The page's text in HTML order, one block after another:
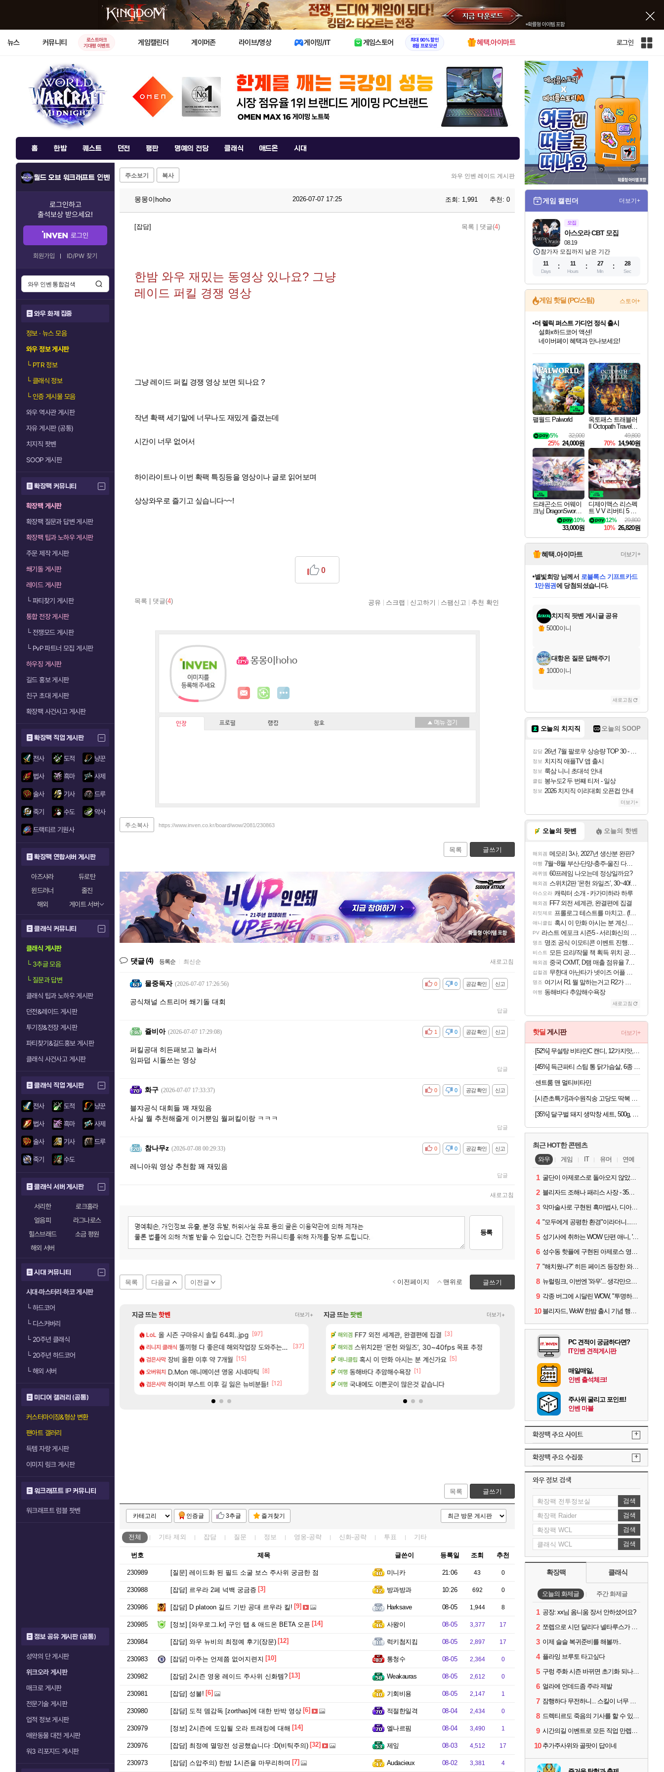
X
뉴스 커뮤니티
로스트아크
기대평 이벤트
게임캘린더 게이머존 라이브/영상 게이밍/IT 게임스토어
최대 90% 할인
8월 프로모션
혜택.아이마트 로그인
인
홈 한밤 퀘스트 던전 평판 명예의 전당 클래식 애드온 시대
월드 오브 워크래프트 인벤
로그인하고
출석보상 받으세요!
로그인
회원가입 ID/PW 찾기
와우 화제 집중
정보 · 뉴스 모음
와우 정보 게시판
└PTR 정보
└클래식 정보
└인증 게시물 모음
와우 역사관 게시판
자유 게시판 (공통)
치지직 팟벤
SOOP 게시판
확장팩 커뮤니티
확장팩 게시판
확장팩 질문과 답변 게시판
확장팩 팁과 노하우 게시판
주문 제작 게시판
쐐기돌 게시판
레이드 게시판
└파티찾기 게시판
통합 전장 게시판
└전쟁모드 게시판
└PvP 파트너 모집 게시판
하우징 게시판
길드 홍보 게시판
친구 초대 게시판
확장팩 사건사고 게시판
확장팩 직업 게시판
전사 도적 냥꾼
법사 흑마 사제
술사 기사 드루
죽기 수도 악사
드랙티르 기원사
확장팩 연합서버 게시판
아즈샤라
듀로탄
윈드러너
줄진
해외
게이트 서버
클래식 커뮤니티
클래식 게시판
└3추글 모음
└질문과 답변
클래식 팁과 노하우 게시판
던전&레이드 게시판
투기장&전장 게시판
파티찾기&길드홍보 게시판
클래식 사건사고 게시판
클래식 직업 게시판
전사 도적 냥꾼
법사 흑마 사제
술사 기사 드루
죽기 수도
클래식 서버 게시판
서리한
로크홀라
얼음피
라그나로스
힐스브래드
소금 평원
해외 서버
시대 커뮤니티
시대·마스터리·하코 게시판
└하드코어
└디스커버리
└20주년 클래식
└20주년 하드코어
└해외 서버
미디어 갤러리 (공통)
커스터마이징&형상 변환
팬아트 갤러리
득템 자랑 게시판
이미지 링크 게시판
워크래프트 IP 커뮤니티
워크래프트 럼블 팟벤
정보 공유 게시판 (공통)
성약의 단 게시판
위크오라 게시판
매크로 게시판
전문기술 게시판
업적 정보 게시판
애완동물 대전 게시판
워3 리포지드 게시판
주소보기 복사 와우 인벤 레이드 게시판
몽몽이hoho 2026-07-07 17:25 조회: 1,991 추천: 0
[잡담] 목록 댓글(4)
한밤 와우 재밌는 동영상 있나요? 그냥
레이드 퍼킬 경쟁 영상
그냥 레이드 퍼킬 경쟁 영상 보면 되나요 ?
작년 확팩 세기말에 너무나도 재밌게 즐겼는데
시간이 너무 없어서
하이라이트나 이번 확팩 특징등을 영상이나 글로 읽어보며
상상와우로 즐기고 싶습니다~~!
목록 댓글(4)
0
공유 스크랩 신고하기 스팸신고 추천 확인
몽몽이hoho
인장 프로필 랭킹 칭호
주소복사 https://www.inven.co.kr/board/wow/2081/230863
목록 글쓰기
댓글(4) 등록순 최신순 새로고침
물중독자 (2026-07-07 17:26:56) 신고
공감 확인
비공감 0
0
공식채널 스트리머 쐐기돌 대회
답글
쥴비아 (2026-07-07 17:29:08) 신고
공감 확인
비공감 0
1
퍼킬공대 히든패보고 놀라서
임파덥 시돌쓰는 영상
답글
화구 (2026-07-07 17:33:37) 신고
공감 확인
비공감 0
0
블쟈공식 대회들 꽤 재밌음
사실 뭘 추천해줄게 이거뿐임 월퍼킬이랑 ㅋㅋㅋ
답글
참나무z (2026-07-08 00:29:33) 신고
공감 확인
비공감 0
0
레니아워 영상 추천함 꽤 재밌음
답글
새로고침
등록
목록 다음글 이전글 글쓰기
이전페이지 맨위로
지금 뜨는핫벤 더보기+
, 마음껏 유린하라.jpg
[32]
픽빔ㅋㅋㅋㅋㅋㅋㅋㅋ
LoL 올 시즌 구마유시 솔킬 64회..jpg [97]
리니지 클래식 똘끼형 다 좋은데 해외작업장 도와주는 짓은 좀 아니지않냐?
[37]
검은사막 장비 올환 이후 약 7개월 [15]
오버워치 D.Mon 애니메이션 영웅 시네마틱 [8]
검은사막 하이퍼 부스트 이후 길 잃은 뉴비분들! [12]
메이플 8월 9일 썬데이 메이플 [155]
로아 보상 공지 나온거 10추 하니 올리자 [88]
FCO 진짜 귀한 삼색화채 찐1등 떳냐 ㅅㅅㅅ [24]
로아 크로체 따왔습니다 [78]
로아 고양이를 도구로 쓰는 인방 하꼬 스트리머 박제합니다.
종자들이여, 마음껏 유린하라.jpg
메가부대는 더이상 나오기 힘들것 같다는 생각임
2줄남았는데 씨2발아
캬 익세 에픽빔ㅋㅋㅋㅋㅋㅋㅋㅋ
흠, 꼰대왔다. [26]
지금 뜨는팟벤 더보기+
D램 매출 점유율 7%…글로벌 4위로 부상
크드 1.06 패치노트 (8/5)
3사, 2027년 생산분 완판?
아스오라 아스오라 성우 정보 및 출연작 모음
아스오라 아키츠 아키나 성우 정보 및 주요 필모
비스트 모든 성소 위치 공략 (40개) - 귀환한 영혼 도전과제
명조 스누피냥님
리밋제로 프롤로그 테스트를 마치고.. (feat. 리아)
해외겜 FF7 외전 세계관, 완결편에 집결 [3]
해외겜 스위치2판 ‘몬헌 와일즈’, 30~40fps 목표 추정
애니클립 혹시 이 만화 아시는 분 계신가요 [5]
여행 동해바다 추암해수욕장 [1]
여행 국내에도 이쁜곳이 많은것 같습니다
중국 CXMT, D램 매출 점유율 7%…글로벌 4위로 부상
AI발 원가 압박, 메인보드값 오르나
리싱크드 리싱크드 1.06 패치노트 (8/5)
메모리 3사, 2027년 생산분 완판?
아스오라 아사쿠라 마이 성우 정보 및 주요 필모
목록 글쓰기
인증글 3추글 즐겨찾기
전체 기타 제외 잡담 질문 정보 영웅-공략 신화-공략 투표 기타
번호 제목 글쓴이 등록일 조회 추천
230989 [질문] 레이드화 된 필드 소굴 보스 주사위 궁금한 점 미니카 21:06 43 0
230988 [잡담] 르우라 2페 넉백 궁금증 [3] 방과방과 10:26 692 0
230986 [잡담] D platoon 길드 기반 공대 르우라 킬! [9] Harksave 08-05 1,944 8
230985 [정보] [와우로그.kr] 구인 탭 & 애드온 BETA 오픈 [14] 사왕이 08-05 3,377 17
230984 [잡담] 와우 뉴비의 최정예 후기(장문) [12] 럭키첨지킴 08-05 2,897 17
230983 [잡담] 마주는 언제쯤 없어지련지 [10] 통청수 08-05 2,364 0
230982 [잡담] 2시즌 영웅 레이드 주사위 신화템? [13] Weakauras 08-05 2,612 0
230981 [잡담] 성불! [6] 기회비용 08-05 2,147 1
230980 [잡담] 도적 뎀감독 [zorthas]에 대한 반박 영상 [6] 적절한일격 08-04 2,434 0
230979 [정보] 2시즌에 도입될 오라 트래킹에 대해 [14] 엘나르핌 08-04 3,490 1
230976 [잡담] 최정예 멸망전 성공했습니다 :D(비틱주의) [32] 제잎 08-03 4,512 17
230973 [잡담] 스압주의) 한밤 1시즌을 마무리하며 [7] Audacieux 08-02 3,381 4
게임 캘린더 더보기+
모집
08.19
아스오라 CBT 모집
참가자 모집까지 남은 기간
11
Days
11
Hours
27
Min
27
Sec
게임 핫딜 (PC/스팀) 스토어+
최대 90% 할인가를 만나보세요!
네이버혜택과 함께 만나보세요!
50%할인&추가 적립까지!
네이버 포인트 혜택까지!
이니&베니 혜택까지!
네이버 혜택가와 함께 예약하세요!
할인&네이버혜택으로 만나보세요!
더 렐릭 퍼스트 가디언 정식 출시
설화x하드코어 액션!
네이버페이 혜택과 만나보세요!
40주년 프로모션으로 만나보세요!
할인가에 만나보세요!
일부 에디션 상시 할인!
혜택으로 예약 판매 중
편안하게 충전하세요
팰월드 Palworld
32,000
5%
25% 24,000원
옥토패스 트래블러
II Octopath Traveler I
49,800
70% 14,940원
드래곤소드 어웨이
크닝 DragonSword A
10%
33,000원
디제이맥스 리스펙
트 V V 리버티 5 팩
DJMAX RESPECT
V V Liberty 5 Pack D
29,800
12%
10% 26,820원
혜택.아이마트 더보기+
교환.
당첨되셨습니다.
당첨되셨습니다.
당첨되셨습니다.
별빛희망님께서 로블록스 기프트카드
1만원권에 당첨되셨습니다.
당첨되셨습니다.
당첨되셨습니다.
당첨되셨습니다.
당첨되셨습니다.
에디션 (스팀코드)를 교환.
당첨되셨습니다.
치지직 팟벤 게시글 공유
5000이니
대항온 질문 답해주기
1000이니
새로고침
오늘의 치지직 오늘의 SOOP
잡담 26년 7월 팔로우 상승량 TOP 30 - 월간 치지직
정보 치지직 애플TV 앱 출시
정보 룩삼 니니 초대석 안내
클립 봉누도2 두 번째 티저 - 일상
정보 2026 치지직 이리대회 오픈컵 안내
더보기+
오늘의 팟벤 오늘의 핫벤
해외겜 메모리 3사, 2027년 생산분 완판?
여행 7월~8월 부산-단양-충주-울진 다녀왔어요~
레퀴엠 60프레임 나오는데 정상일까요?
해외겜 스위치2판 ‘몬헌 와일즈’, 30~40fps 목표 추정
아스오라 캐릭터 소개 - 카가미하라 하루
해외겜 FF7 외전 세계관, 완결편에 집결
리밋제로 프롤로그 테스트를 마치고.. (feat. 리아)
애니클립 혹시 이 만화 아시는 분 계신가요
PV 라스트 에포크 시즌5 - 서리화신의 분노 티저
명조 명조 공식 이모티콘 이벤트 진행해봤습니다! 참여부터 추첨까지????
비스트 모든 요리/작물 책 획득 위치 공략 (36개) - 미식가 도전과제
해외겜 중국 CXMT, D램 매출 점유율 7%…글로벌 4위로 부상
섭컬겜 무한대 아난타가 넷이즈 어플 달력에 일정 등록
명조 여기서 R1 뭘 말하는거고 R2가 뭘말하는걸까요?
여행 동해바다 추암해수욕장
새로고침
핫딜 게시판 더보기+
센트룸 맨 멀티비타민
[35%] 달구벌 돼지 생막창 세트, 500g, 2봉
최근 HOT한 콘텐츠
와우 게임 IT 유머 연예
1 굴단이 아제로스로 돌아오지 않았다면? 와우 클래식+ 주목
2 블리자드 조해나 패리스 사장 - 35년 역사, 그리고 비전
3 악마술사로 구현된 흑마법사, 디아4 x 와우 콜라보 살펴보기
4 "모두에게 공평한 환경"이라더니...여전히 살아있는 애드온
5 성기사에 취하는 WOW 단편 애니, '신성한 모든 것'
6 성수동 핫플에 구현된 아제로스 영웅들의 안식처, WoW 홈스윗홈
7 "해치웠나?" 히든 페이즈 등장한 와우 '한밤', 세계 최초 킬은 '팀 리퀴드'
8 뉴럴링크, 이번엔 '와우'... 생각만으로 게임하는 시대 성큼
9 각종 버그에 시달린 WOW, "투명하고 신속한 소통과 대응 약속"
10 블리자드, WoW 한밤 출시 기념 행사 '홈스윗홈' 28일 개최
PC 견적이 궁금하다면?
IT인벤 견적게시판
매일매일,
인벤 출석체크!
주사위 굴리고 포인트!
인벤 마블
확장팩 주요 사이트 +
확장팩 주요 수집품 +
와우 정보 검색
검색
검색
검색
검색
확장팩 클래식
오늘의 화제글 주간 화제글
1 공장: xx님 옴니움 장서 안하셨어요?
2 쪼렙으로 시던 달리다 넬타루스가 나오면 긴장해야 할 몹
3 이제 슬슬 복귀준비를 해볼까..
4 플라잉 브루토 타고싶다
5 구렁 주화 시즌 바뀌면 초기화 되나요?
6 얼라에 언데드좀 주라 제발
7 잠행하다 무전하니... 스킬이 너무 많소...ㅠㅠ
8 드렉티르도 죽음의 기사를 할 수 있기를
9 시간의길 이벤트로 모든 직업 만렙찍었는데...
10 추가주사위와 골팟이 답이네